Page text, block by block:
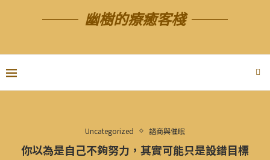
幽樹的療癒客棧
Uncategorized 諮商與催眠
你以為是自己不夠努力，其實可能只是設錯目標